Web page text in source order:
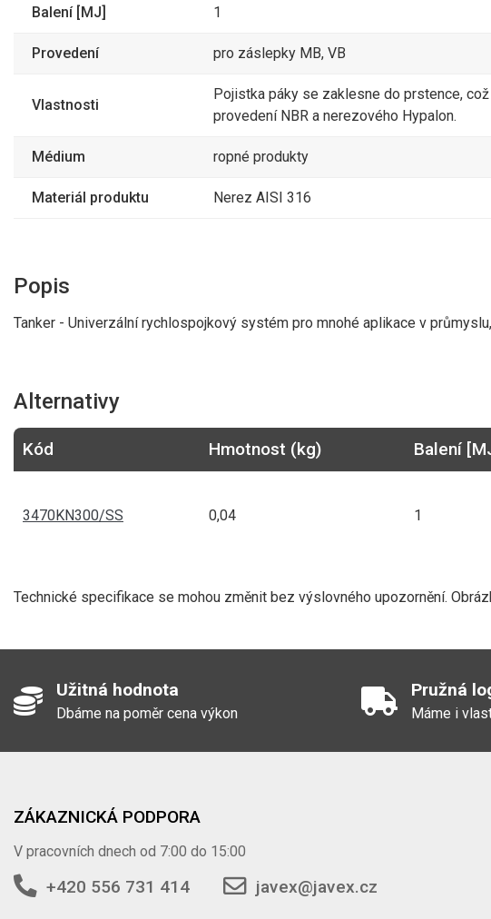
TANKER těsnění profilované
TANKER těsnění profilované
3470KN300/SS TANKER řetízek s háčky KN
3470MB100AL
3470MK50MK80SS
Balení [MJ] 1
Provedení pro záslepky MB, VB
Vlastnosti
Pojistka páky se zaklesne do prstence,
provedení NBR a nerezového Hypalon.
Médium ropné produkty
Materiál produktu Nerez AISI 316
Popis
Tanker - Univerzální rychlospojkový systém pro mnohé aplikace v
Alternativy
Kód Hmotnost (kg) Balení
3470KN300/SS 0,04 1
Technické specifikace se mohou změnit bez výslovného upozornění.
Užitná hodnota
Dbáme na poměr cena výkon
Pružná
Máme i
ZÁKAZNICKÁ PODPORA
V pracovních dnech od 7:00 do 15:00
+420 556 731 414 javex@javex.cz